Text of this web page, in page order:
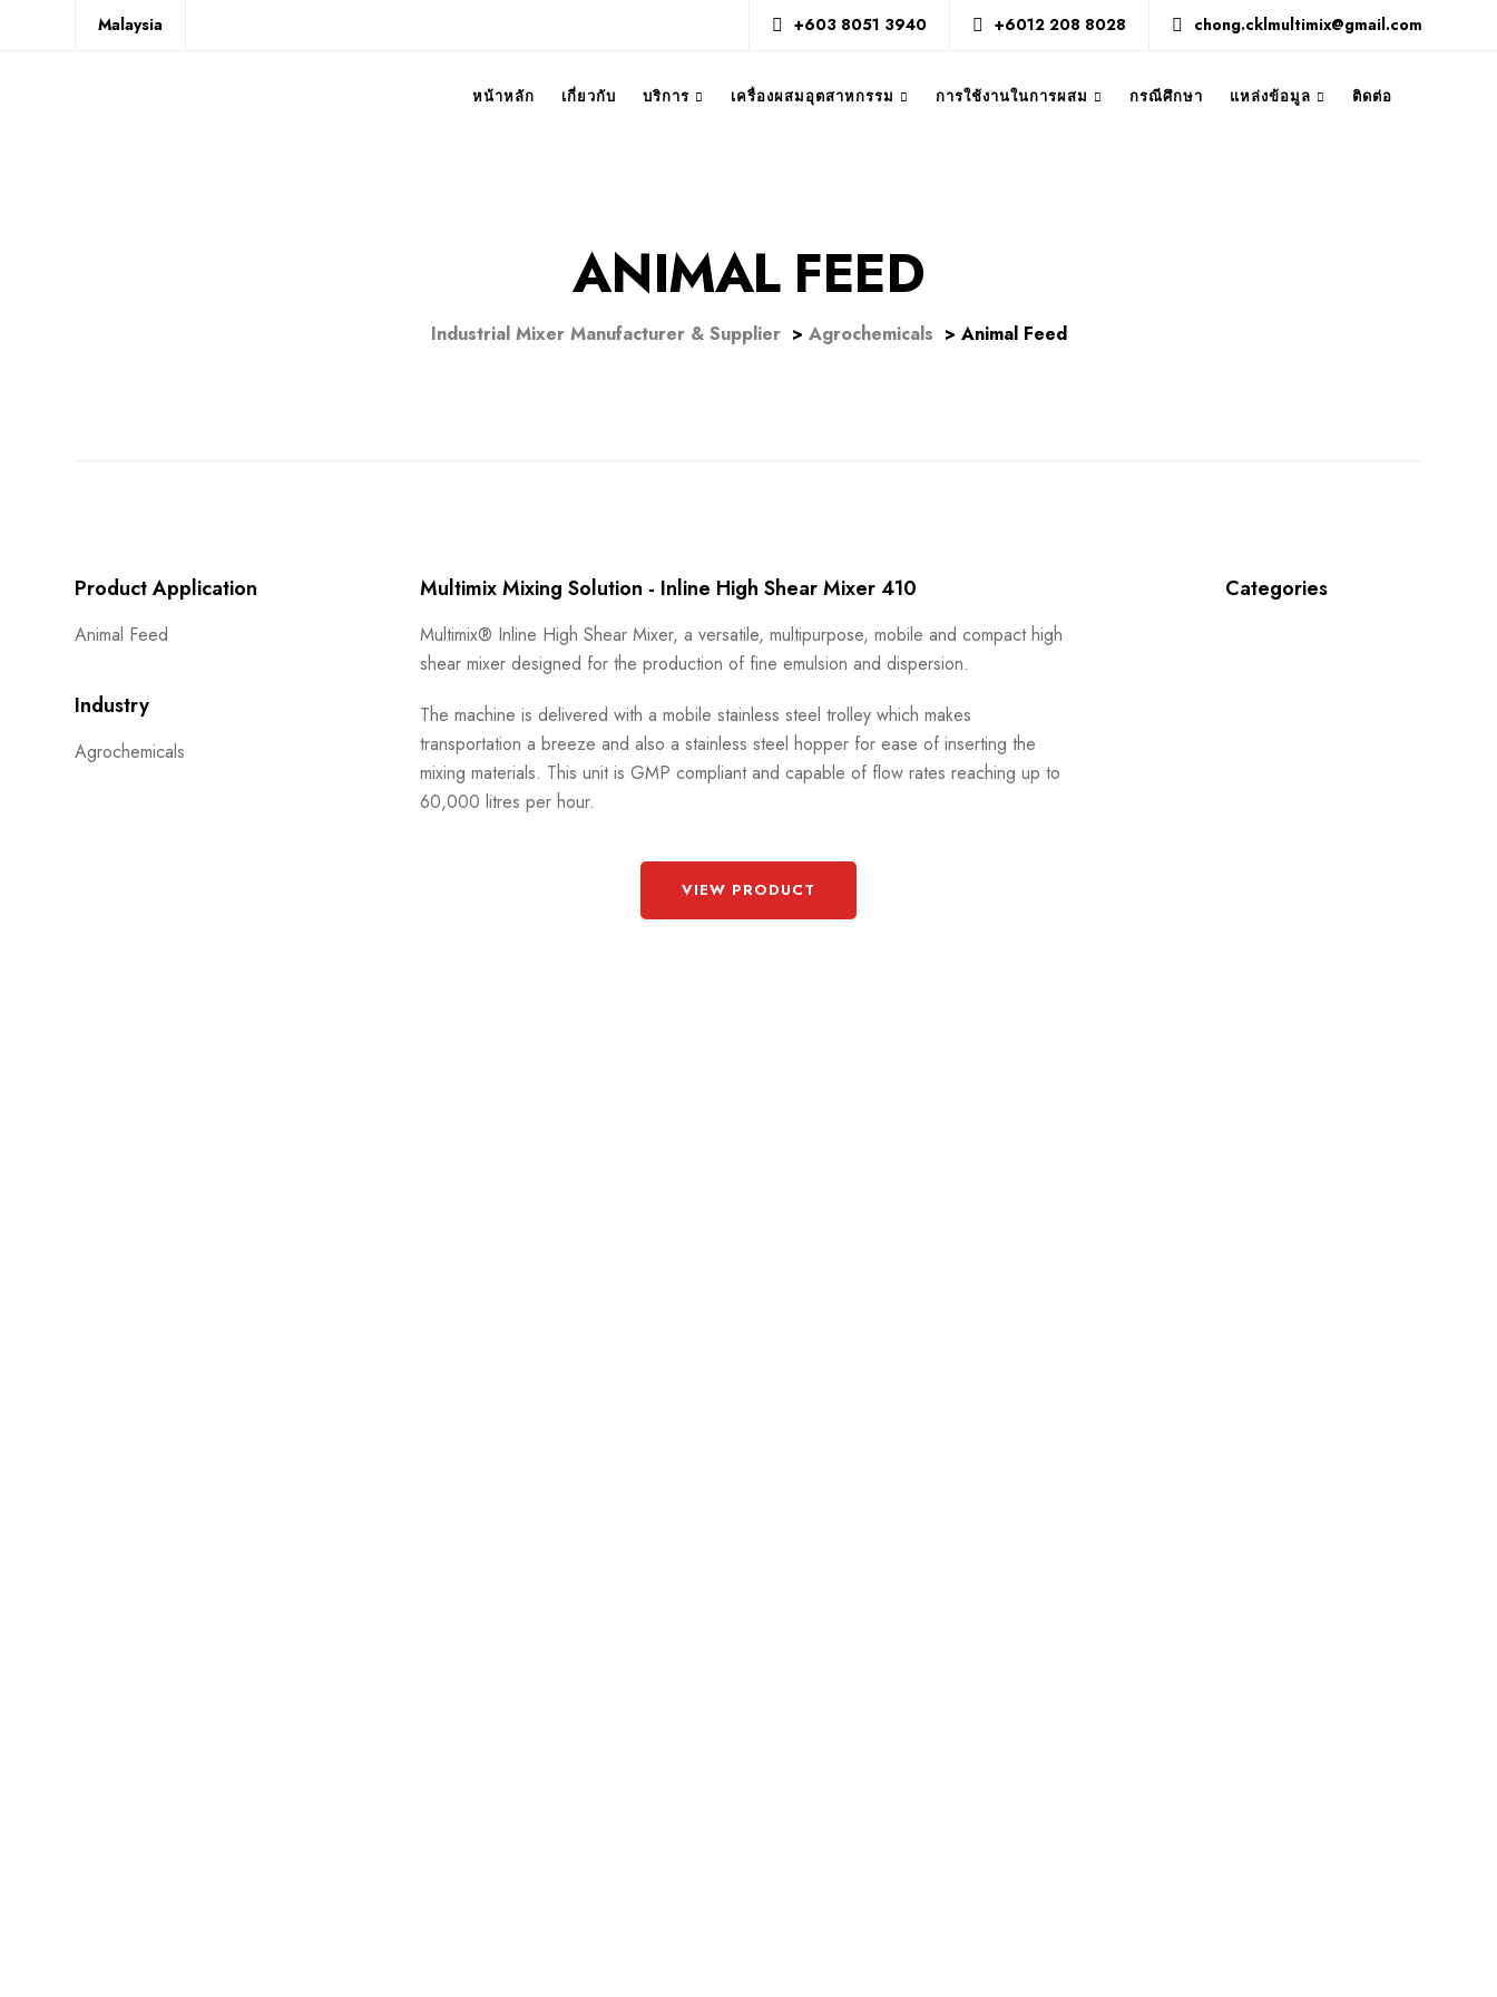
Malaysia +603 8051 3940 +6012 208 8028 chong.cklmultimix@gmail.com
หน้าหลัก เกี่ยวกับ บริการ เครื่องผสมอุตสาหกรรม การใช้งานในการผสม กรณีศึกษา แหล่งข้อมูล ติดต่อ
ANIMAL FEED
Industrial Mixer Manufacturer & Supplier > Agrochemicals > Animal Feed
Product Application
Animal Feed
Industry
Agrochemicals
Multimix Mixing Solution - Inline High Shear Mixer 410
Multimix® Inline High Shear Mixer, a versatile, multipurpose, mobile and compact high
shear mixer designed for the production of fine emulsion and dispersion.
The machine is delivered with a mobile stainless steel trolley which makes
transportation a breeze and also a stainless steel hopper for ease of inserting the
mixing materials. This unit is GMP compliant and capable of flow rates reaching up to
60,000 litres per hour.
VIEW PRODUCT
Categories